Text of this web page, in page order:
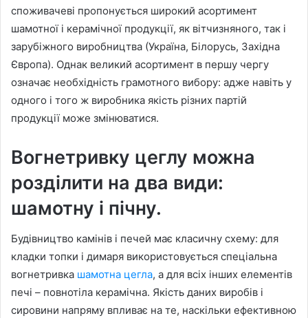
споживачеві пропонується широкий асортимент
шамотної і керамічної продукції, як вітчизняного, так і
зарубіжного виробництва (Україна, Білорусь, Західна
Європа). Однак великий асортимент в першу чергу
означає необхідність грамотного вибору: адже навіть у
одного і того ж виробника якість різних партій
продукції може змінюватися.
Вогнетривку цеглу можна
розділити на два види:
шамотну і пічну.
Будівництво камінів і печей має класичну схему: для
кладки топки і димаря використовується спеціальна
вогнетривка шамотна цегла, а для всіх інших елементів
печі – повнотіла керамічна. Якість даних виробів і
сировини напряму впливає на те, наскільки ефективною